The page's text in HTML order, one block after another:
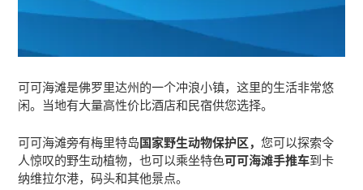
可可海滩是佛罗里达州的一个冲浪小镇，这里的生活非常悠
闲。当地有大量高性价比酒店和民宿供您选择。
可可海滩旁有梅里特岛国家野生动物保护区，您可以探索令
人惊叹的野生动植物，也可以乘坐特色可可海滩手推车到卡
纳维拉尔港，码头和其他景点。